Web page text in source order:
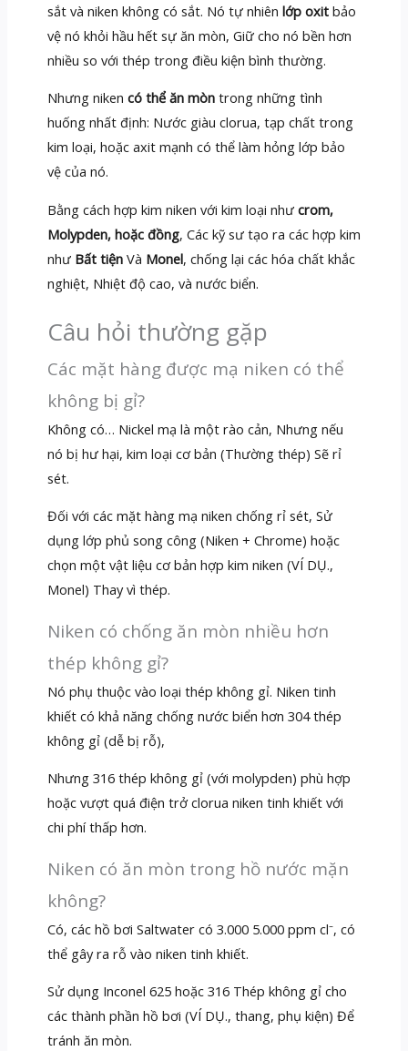
sắt và niken không có sắt. Nó tự nhiên lớp oxitbảo
vệ nó khỏi hầu hết sự ăn mòn, Giữ cho nó bền hơn
nhiều so với thép trong điều kiện bình thường.
Nhưng niken có thể ăn mòntrong những tình
huống nhất định: Nước giàu clorua, tạp chất trong
kim loại, hoặc axit mạnh có thể làm hỏng lớp bảo
vệ của nó.
Bằng cách hợp kim niken với kim loại như crom,
Molypden, hoặc đồng, Các kỹ sư tạo ra các hợp kim
như Bất tiệnVà Monel, chống lại các hóa chất khắc
nghiệt, Nhiệt độ cao, và nước biển.
Câu hỏi thường gặp
Các mặt hàng được mạ niken có thể
không bị gỉ?
Không có… Nickel mạ là một rào cản, Nhưng nếu
nó bị hư hại, kim loại cơ bản (Thường thép) Sẽ rỉ
sét.
Đối với các mặt hàng mạ niken chống rỉ sét, Sử
dụng lớp phủ song công (Niken + Chrome) hoặc
chọn một vật liệu cơ bản hợp kim niken (VÍ DỤ.,
Monel) Thay vì thép.
Niken có chống ăn mòn nhiều hơn
thép không gỉ?
Nó phụ thuộc vào loại thép không gỉ. Niken tinh
khiết có khả năng chống nước biển hơn 304 thép
không gỉ (dễ bị rỗ),
Nhưng 316 thép không gỉ (với molypden) phù hợp
hoặc vượt quá điện trở clorua niken tinh khiết với
chi phí thấp hơn.
Niken có ăn mòn trong hồ nước mặn
không?
Có, các hồ bơi Saltwater có 3.000 5.000 ppm cl⁻, có
thể gây ra rỗ vào niken tinh khiết.
Sử dụng Inconel 625 hoặc 316 Thép không gỉ cho
các thành phần hồ bơi (VÍ DỤ., thang, phụ kiện) Để
tránh ăn mòn.